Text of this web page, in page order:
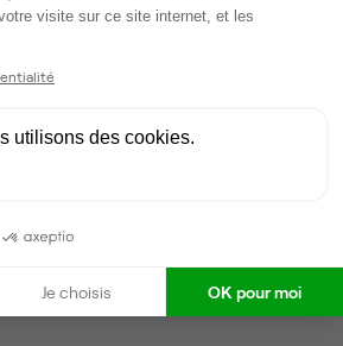
d'une heure
sur Ubiq : 87
visite sur ce site internet, et les
utilisons des cookies.
Je choisis OK pour moi